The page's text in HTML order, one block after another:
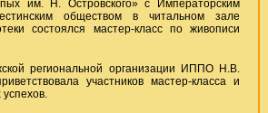
им. Н. Островского» с Императорским
обществом в читальном зале
состоялся мастер-класс по живописи
региональной организации ИППО Н.В.
участников мастер-класса и